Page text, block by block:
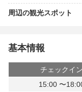
周辺の観光スポット
基本情報
チェックイン
15:00 〜